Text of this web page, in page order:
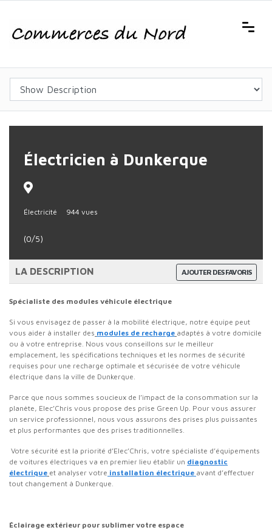
Électricien à Dunkerque
Électricité 944 vues
(0/5)
AJOUTER DES FAVORIS
LA DESCRIPTION
Spécialiste des modules véhicule électrique
Si vous envisagez de passer à la mobilité électrique, notre équipe peut
vous aider à installer des modules de recharge adaptés à votre domicile
ou à votre entreprise. Nous vous conseillons sur le meilleur
emplacement, les spécifications techniques et les normes de sécurité
requises pour une recharge optimale et sécurisée de votre véhicule
électrique dans la ville de Dunkerque.
Parce que nous sommes soucieux de l’impact de la consommation sur la
planète, Elec’Chris vous propose des prise Green Up. Pour vous assurer
un service professionnel, nous vous assurons des prises plus puissantes
et plus performantes que des prises traditionnelles.
Votre sécurité est la priorité d’Elec’Chris, votre spécialiste d’équipements
de voitures électriques va en premier lieu établir un diagnostic
électrique et analyser votre installation électrique avant d’effectuer
tout changement à Dunkerque.
Éclairage extérieur pour sublimer votre espace